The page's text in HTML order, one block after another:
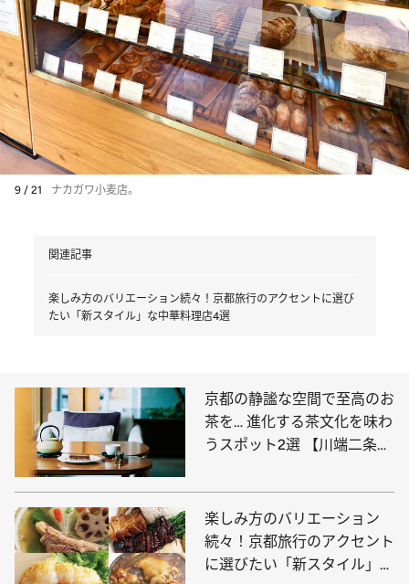
9 / 21 ナカガワ小麦店。
関連記事
楽しみ方のバリエーション続々！京都旅行のアクセントに選び
たい「新スタイル」な中華料理店4選
京都の静謐な空間で至高のお
茶を… 進化する茶文化を味わ
うスポット2選 【川端二条・
楽しみ方のバリエーション
続々！京都旅行のアクセント
に選びたい「新スタイル」な